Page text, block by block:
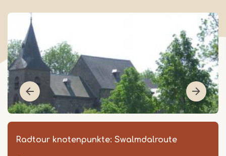
Radtour knotenpunkte: Swalmdalroute